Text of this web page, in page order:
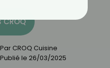
Par CROQ Cuisine
Publié le 26/03/2025